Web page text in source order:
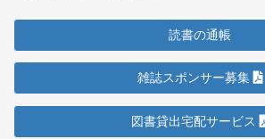
読書の通帳
雑誌スポンサー募集
図書貸出宅配サービス